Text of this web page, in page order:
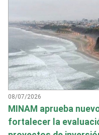
08/07/2026
MINAM aprueba
fortalecer la